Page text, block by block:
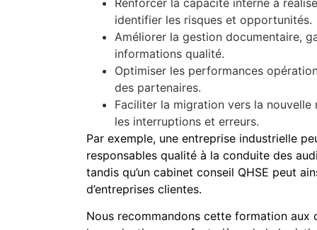
identifier les risques et opportunités.
Améliorer la gestion documentaire,
informations qualité.
Optimiser les performances
des partenaires.
Faciliter la migration vers la
les interruptions et erreurs.
Par exemple, une entreprise industrielle
responsables qualité à la conduite des
tandis qu’un cabinet conseil QHSE peut
d’entreprises clientes.
Nous recommandons cette formation aux